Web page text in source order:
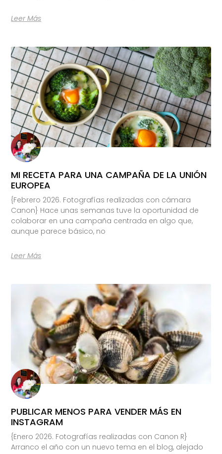
Leer Más
MI RECETA PARA UNA CAMPAÑA DE LA UNIÓN
EUROPEA
{Febrero 2026. Fotografías realizadas con cámara
Canon} Hace unas semanas tuve la oportunidad de
colaborar en una campaña centrada en algo que,
aunque parece básico, no
Leer Más
PUBLICAR MENOS PARA VENDER MÁS EN
INSTAGRAM
{Enero 2026. Fotografías realizadas con Canon R}
Arranco el año con un nuevo tema en el blog, alejado